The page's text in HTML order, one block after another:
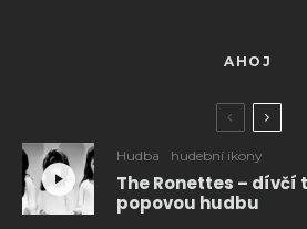
AHOJ
Hudba hudební ikony
The Ronettes – dívčí
popovou hudbu